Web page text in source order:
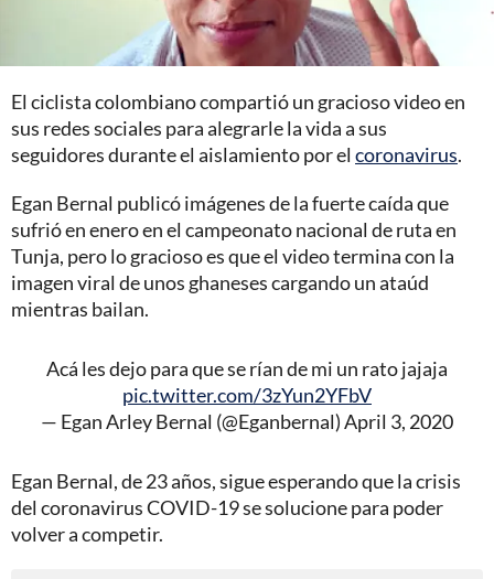
El ciclista colombiano compartió un gracioso video en
sus redes sociales para alegrarle la vida a sus
seguidores durante el aislamiento por el coronavirus.
Egan Bernal publicó imágenes de la fuerte caída que
sufrió en enero en el campeonato nacional de ruta en
Tunja, pero lo gracioso es que el video termina con la
imagen viral de unos ghaneses cargando un ataúd
mientras bailan.
Acá les dejo para que se rían de mi un rato jajaja
pic.twitter.com/3zYun2YFbV
— Egan Arley Bernal (@Eganbernal)April 3, 2020
Egan Bernal, de 23 años, sigue esperando que la crisis
del coronavirus COVID-19 se solucione para poder
volver a competir.